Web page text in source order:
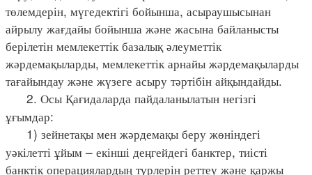
төлемдерін, мүгедектігі бойынша, асыраушысынан
айрылу жағдайы бойынша және жасына байланысты
берілетін мемлекеттік базалық әлеуметтік
жәрдемақыларды, мемлекеттік арнайы жәрдемақыларды
тағайындау және жүзеге асыру тәртібін айқындайды.
2. Осы Қағидаларда пайдаланылатын негізгі
ұғымдар:
1) зейнетақы мен жәрдемақы беру жөніндегі
уәкілетті ұйым – екінші деңгейдегі банктер, тиісті
банктік операциялардың түрлерін реттеу және қаржы